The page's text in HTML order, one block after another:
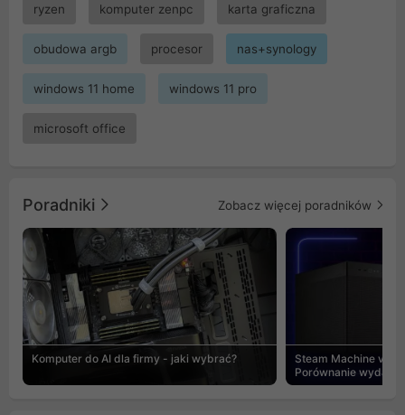
ryzen komputer zenpc karta graficzna
obudowa argb procesor nas+synology
windows 11 home windows 11 pro
microsoft office
Poradniki Zobacz więcej poradników
Komputer do AI dla firmy - jaki wybrać?
Steam Machine vs
Porównanie